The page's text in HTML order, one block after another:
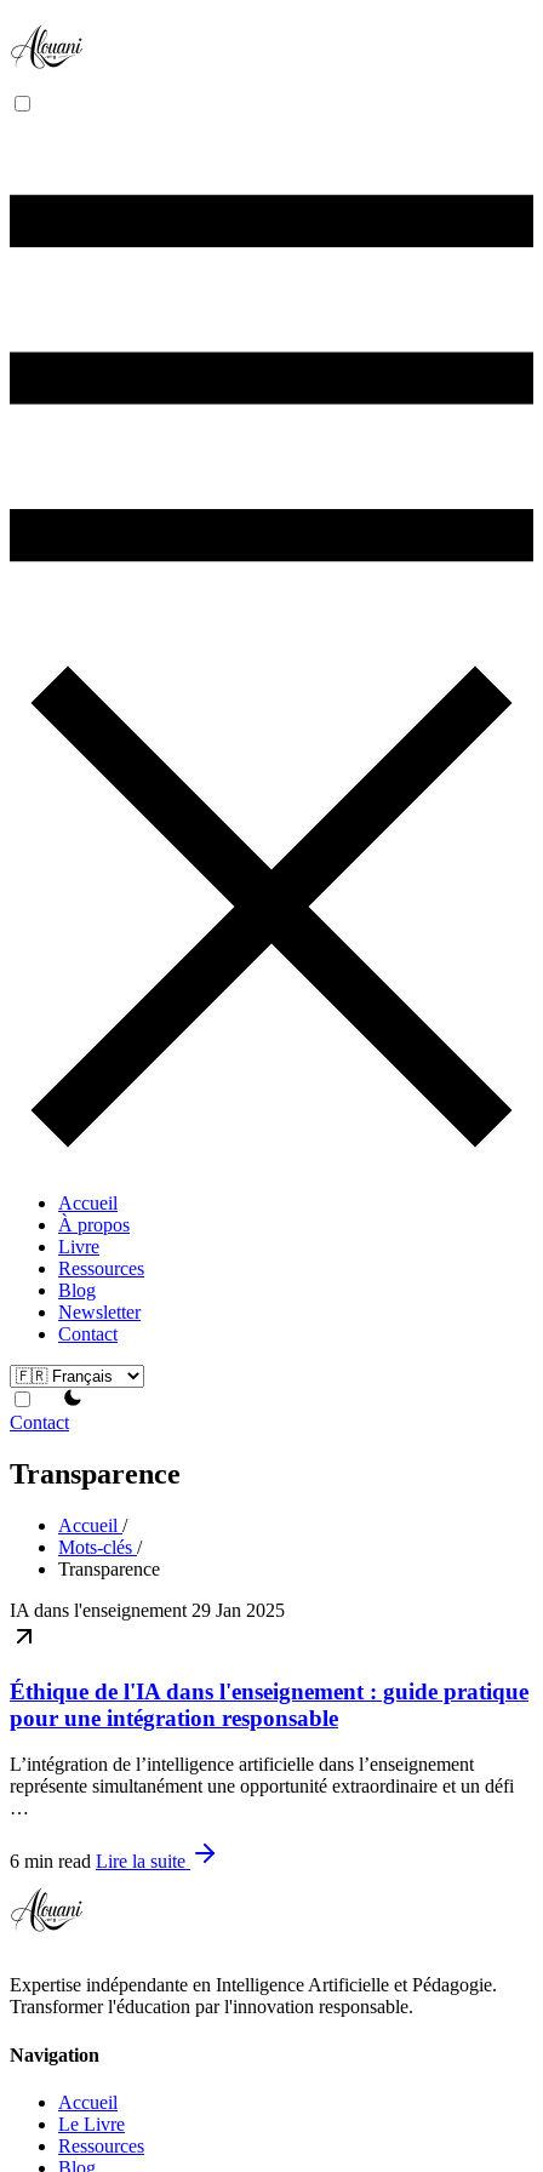
Accueil
À propos
Livre
Ressources
Blog
Newsletter
Contact
theme switcher
Contact
Transparence
Accueil /
Mots-clés /
Transparence
IA dans l'enseignement 29 Jan 2025
Éthique de l'IA dans l'enseignement : guide pratique
pour une intégration responsable
L’intégration de l’intelligence artificielle dans l’enseignement
représente simultanément une opportunité extraordinaire et un défi
…
6 min read Lire la suite
Expertise indépendante en Intelligence Artificielle et Pédagogie.
Transformer l'éducation par l'innovation responsable.
Navigation
Accueil
Le Livre
Ressources
Blog